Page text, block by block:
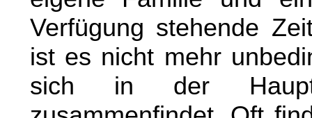
Verfügung stehende
ist es nicht mehr
sich in der